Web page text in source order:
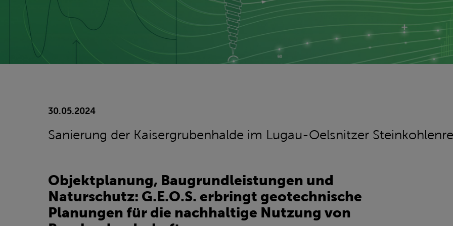
30.05.2024
Sanierung der Kaisergrubenhalde im Lugau-Oelsnitzer
Objektplanung, Baugrundleistungen und
Naturschutz: G.E.O.S. erbringt geotechnische
Planungen für die nachhaltige Nutzung von